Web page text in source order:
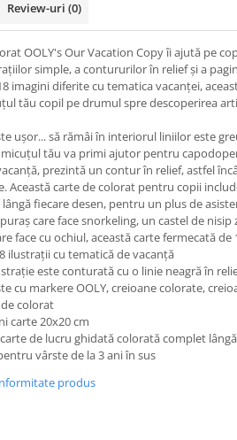
Review-uri (0)
OOLY's Our Vacation Copy îi ajută pe
simple, a contururilor în relief și a
imagini diferite cu tematica vacanței,
tău copil pe drumul spre descoperirea
ușor... să rămâi în interiorul liniilor este
micuțul tău va primi ajutor pentru
prezintă un contur în relief, astfel
Această carte de colorat pentru copii
fiecare desen, pentru un plus de
care face snorkeling, un castel de
face cu ochiul, această carte fermecată
ilustrații cu tematică de vacanță
este conturată cu o linie neagră în
cu markere OOLY, creioane colorate,
colorat
carte 20x20 cm
de lucru ghidată colorată complet
vârste de la 3 ani în sus
produs